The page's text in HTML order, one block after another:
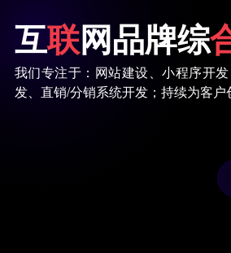
互联网品牌综
我们专注于：网站建设、小程序开
发、直销/分销系统开发；持续为客户